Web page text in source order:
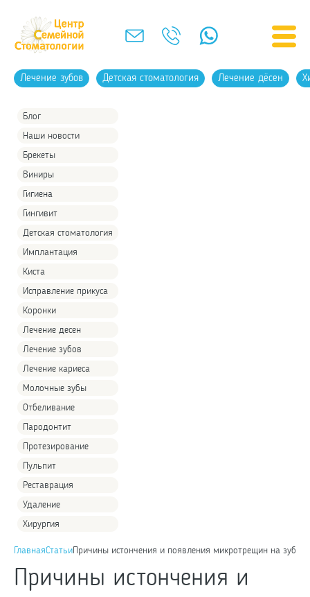
Лечение зубов Детская стоматология Лечение дёсен
Блог
Наши новости
Брекеты
Виниры
Гигиена
Гингивит
Детская стоматология
Имплантация
Киста
Исправление прикуса
Коронки
Лечение десен
Лечение зубов
Лечение кариеса
Молочные зубы
Отбеливание
Пародонтит
Протезирование
Пульпит
Реставрация
Удаление
Хирургия
ГлавнаяСтатьи Причины истончения и появления микротрещин на зубах
Причины истончения и